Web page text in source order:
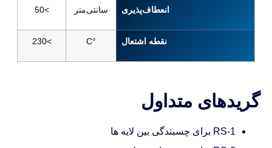
انعطاف‌پذیری سانتی‌متر >50
نقطه اشتعال °C
>230
گریدهای متداول
RS-1 برای چسبندگی بین لایه ها